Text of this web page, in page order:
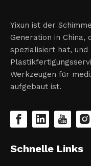
Yixun ist der
Generation in China,
spezialisiert hat, und
Werkzeugen für
aufgebaut ist.
Schnelle Links